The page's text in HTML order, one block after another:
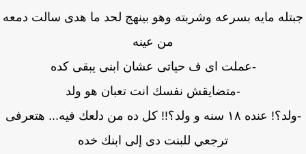
مايه بسرعه وشربته وهو بينهج لحد ما هدى سالت دمعه
من عينه
-عملت اى ف حياتى عشان ابنى يبقى كده
-متضايقش نفسك انت تعبان هو ولد
-ولد؟! عنده ١٨ سنه و ولد؟!! كل ده من دلعك فيه... هتعرفى
ترجعي للبنت دى إلى ابنك خده